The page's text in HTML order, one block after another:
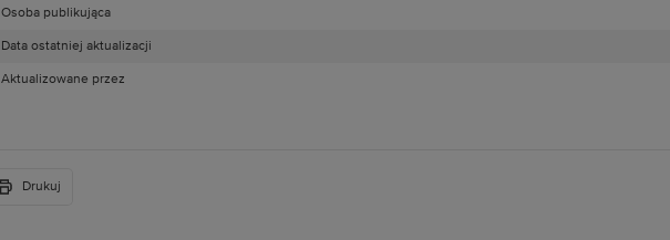
Osoba publikująca
Data ostatniej aktualizacji
Aktualizowane przez
Drukuj